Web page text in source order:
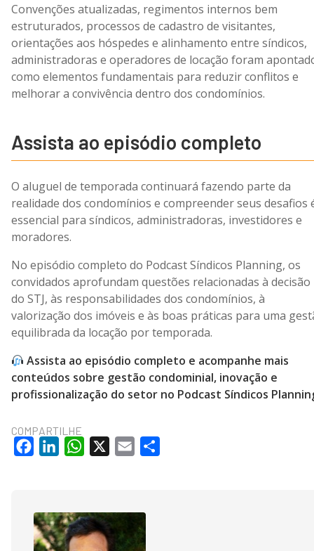
Convenções atualizadas, regimentos internos bem
estruturados, processos de cadastro de visitantes,
orientações aos hóspedes e alinhamento entre síndicos,
administradoras e operadores de locação foram
como elementos fundamentais para reduzir conflitos e
melhorar a convivência dentro dos condomínios.
Assista ao episódio completo
O aluguel de temporada continuará fazendo parte da
realidade dos condomínios e compreender seus desafios
essencial para síndicos, administradoras, investidores e
moradores.
No episódio completo do Podcast Síndicos Planning, os
convidados aprofundam questões relacionadas à decisão
do STJ, às responsabilidades dos condomínios, à
valorização dos imóveis e às boas práticas para uma
equilibrada da locação por temporada.
Assista ao episódio completo e acompanhe mais
conteúdos sobre gestão condominial, inovação e
profissionalização do setor no Podcast Síndicos
COMPARTILHE
Facebook
LinkedInWhatsApp
X Email